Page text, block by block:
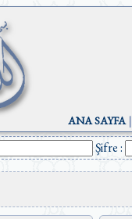
ANA SAYFA|
Şifre :